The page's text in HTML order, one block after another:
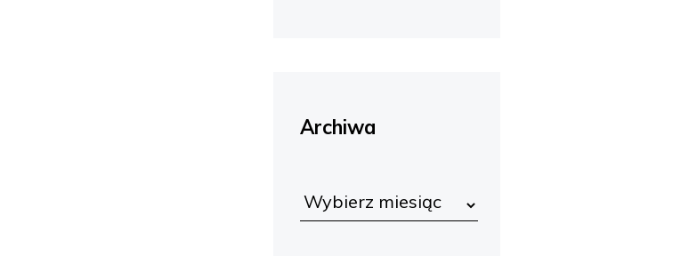
Archiwa